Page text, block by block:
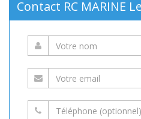
Contact RC MARINE